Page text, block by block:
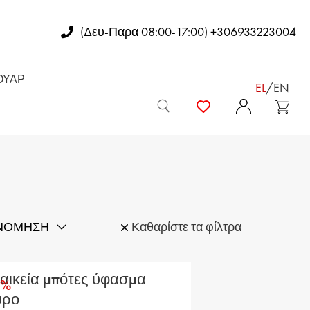
(Δευ-Παρα 08:00-17:00) +306933223004
ΠΟΡΤΟΦΌΛΙΑ
EL/EN
τιμή
τιμή
Καθαρίστε τα φίλτρα
μπότες ύφασμα